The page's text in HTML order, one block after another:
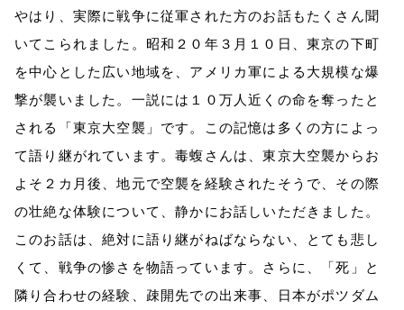
やはり、実際に戦争に従軍された方のお話もたくさん聞
いてこられました。昭和２０年３月１０日、東京の下町
を中心とした広い地域を、アメリカ軍による大規模な爆
撃が襲いました。一説には１０万人近くの命を奪ったと
される「東京大空襲」です。この記憶は多くの方によっ
て語り継がれています。毒蝮さんは、東京大空襲からお
よそ２カ月後、地元で空襲を経験されたそうで、その際
の壮絶な体験について、静かにお話しいただきました。
このお話は、絶対に語り継がねばならない、とても悲し
くて、戦争の惨さを物語っています。さらに、「死」と
隣り合わせの経験、疎開先での出来事、日本がポツダム